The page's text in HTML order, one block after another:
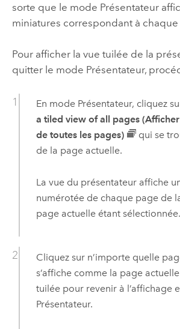
sorte que le mode Présentateur
miniatures correspondant à
Pour afficher la vue tuilée de la
quitter le mode Présentateur,
En mode Présentateur, cliquez
a tiled view of all pages
de toutes les pages)
qui se
de la page actuelle.
La vue du présentateur affiche
numérotée de chaque page de
page actuelle étant sélectionnée.
Cliquez sur n’importe quelle
s’affiche comme la page
tuilée pour revenir à l’affichage
Présentateur.